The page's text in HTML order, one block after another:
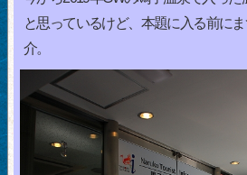
と思っているけど、本題に入る前に
介。